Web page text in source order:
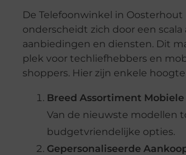
De Telefoonwinkel in Oosterhout
onderscheidt zich door een scala
aanbiedingen en diensten. Dit
plek voor techliefhebbers en
shoppers. Hier zijn enkele
Breed Assortiment Mobiele
Van de nieuwste modellen
budgetvriendelijke opties.
Gepersonaliseerde